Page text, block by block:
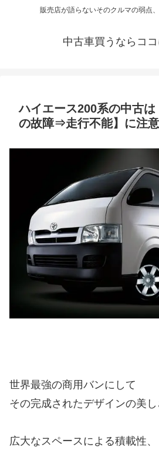
販売店が語らないそのクルマの弱点
中古車買うならココ
ハイエース200系の中古
の故障⇒走行不能】に注意
世界最強の商用バンにして
その完成されたデザインの美し
広大なスペースによる積載性、